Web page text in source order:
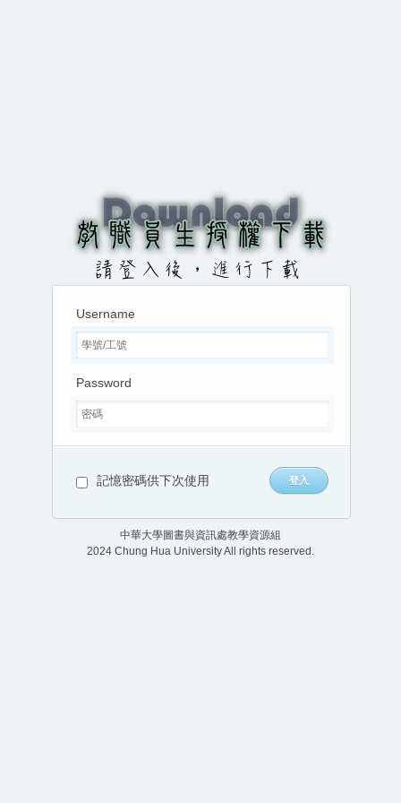
Username
Password
記憶密碼供下次使用
中華大學圖書與資訊處教學資源組
2024 Chung Hua University All rights reserved.